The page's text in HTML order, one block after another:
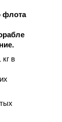
флота
в